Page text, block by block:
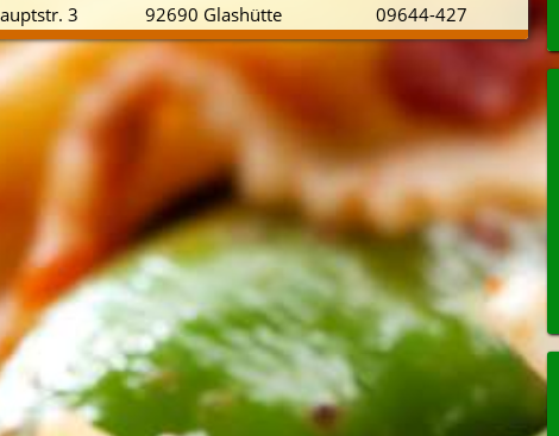
Kontakt
3 92690 Glashütte 09644-427